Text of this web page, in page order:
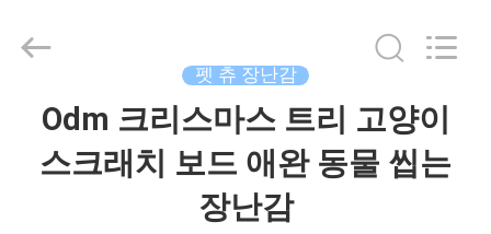
2020
Trading
Reserved.
펫 츄 장난감
Odm 크리스마스 트리 고양이
스크래치 보드 애완 동물 씹는
장난감